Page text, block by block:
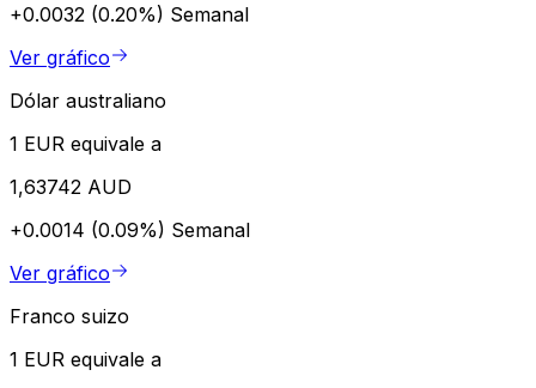
+0.0032 (0.20%) Semanal
Ver gráfico
Dólar australiano
1 EUR equivale a
1,63742 AUD
+0.0014 (0.09%) Semanal
Ver gráfico
Franco suizo
1 EUR equivale a